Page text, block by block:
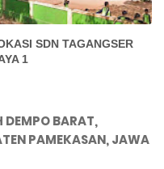
SDN TAGANGSER
1
DEMPO BARAT,
PAMEKASAN, JAWA